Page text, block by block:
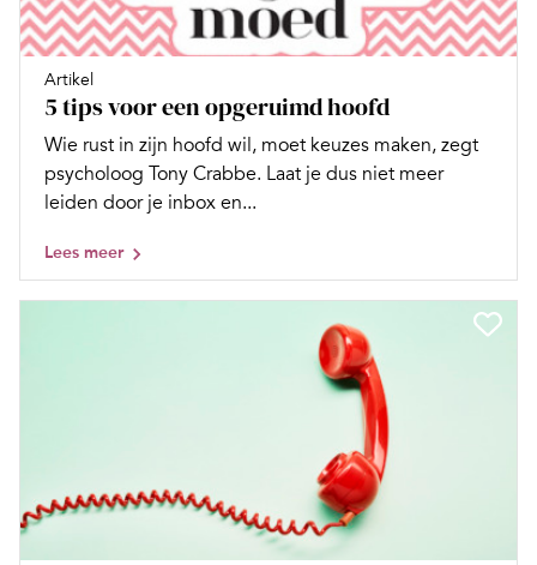
Artikel
5 tips voor een opgeruimd hoofd
Wie rust in zijn hoofd wil, moet keuzes maken, zegt
psycholoog Tony Crabbe. Laat je dus niet meer
leiden door je inbox en...
Lees meer